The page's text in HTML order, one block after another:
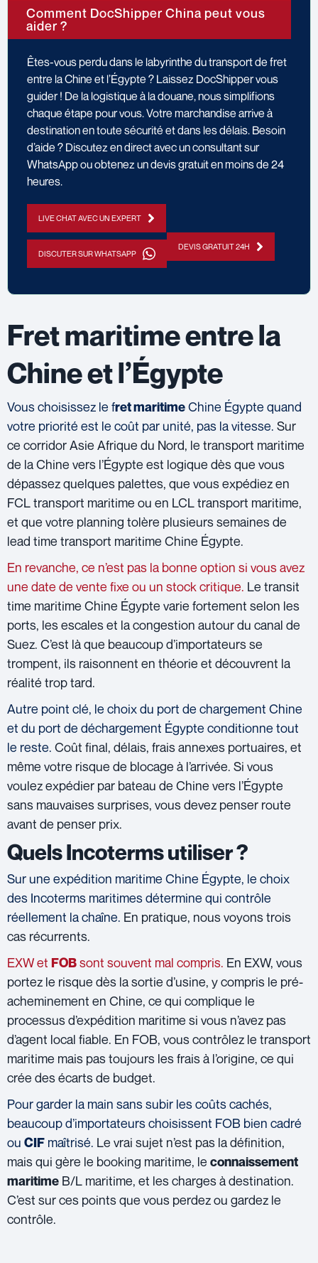
Comment DocShipper China peut vous
aider ?
Êtes-vous perdu dans le labyrinthe du transport de fret
entre la Chine et l’Égypte ? Laissez DocShipper vous
guider ! De la logistique à la douane, nous simplifions
chaque étape pour vous. Votre marchandise arrive à
destination en toute sécurité et dans les délais. Besoin
d’aide ? Discutez en direct avec un consultant sur
WhatsApp ou obtenez un devis gratuit en moins de 24
heures.
LIVE CHAT AVEC UN EXPERT
DISCUTER SUR WHATSAPP
DEVIS GRATUIT 24H
Fret maritime entre la
Chine et l’Égypte
Vous choisissez le fret maritimeChine Égypte quand
votre priorité est le coût par unité, pas la vitesse. Sur
ce corridor Asie Afrique du Nord, le transport maritime
de la Chine vers l’Égypte est logique dès que vous
dépassez quelques palettes, que vous expédiez en
FCL transport maritime ou en LCL transport maritime,
et que votre planning tolère plusieurs semaines de
lead time transport maritime Chine Égypte.
En revanche, ce n’est pas la bonne option si vous avez
une date de vente fixe ou un stock critique. Le transit
time maritime Chine Égypte varie fortement selon les
ports, les escales et la congestion autour du canal de
Suez. C’est là que beaucoup d’importateurs se
trompent, ils raisonnent en théorie et découvrent la
réalité trop tard.
Autre point clé, le choix du port de chargement Chine
et du port de déchargement Égypte conditionne tout
le reste. Coût final, délais, frais annexes portuaires, et
même votre risque de blocage à l’arrivée. Si vous
voulez expédier par bateau de Chine vers l’Égypte
sans mauvaises surprises, vous devez penser route
avant de penser prix.
Quels Incoterms utiliser ?
Sur une expédition maritime Chine Égypte, le choix
des Incoterms maritimes détermine qui contrôle
réellement la chaîne. En pratique, nous voyons trois
cas récurrents.
EXW et FOBsont souvent mal compris. En EXW, vous
portez le risque dès la sortie d’usine, y compris le pré-
acheminement en Chine, ce qui complique le
processus d’expédition maritime si vous n’avez pas
d’agent local fiable. En FOB, vous contrôlez le transport
maritime mais pas toujours les frais à l’origine, ce qui
crée des écarts de budget.
Pour garder la main sans subir les coûts cachés,
beaucoup d’importateurs choisissent FOB bien cadré
ou CIF maîtrisé. Le vrai sujet n’est pas la définition,
mais qui gère le booking maritime, le connaissement
maritime B/L maritime, et les charges à destination.
C’est sur ces points que vous perdez ou gardez le
contrôle.